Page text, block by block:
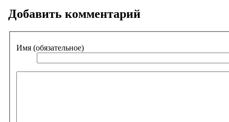
Добавить комментарий
Имя (обязательное)